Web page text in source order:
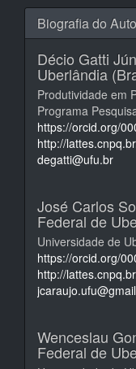
Biografia do
Décio Gatti
Uberlândia
Produtividade em
Programa
https://orcid.org/
http://
degatti@ufu.br
José Carlos
Federal de
Universidade de
https://orcid.org/
http://
Wenceslau
Federal de